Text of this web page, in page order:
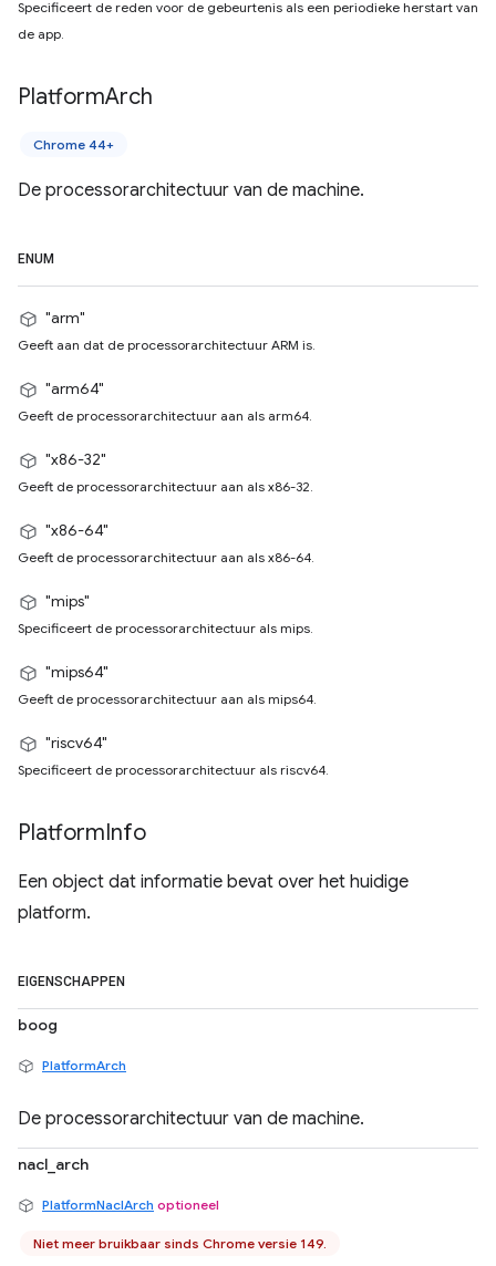
Specificeert de reden voor de gebeurtenis als een periodieke herstart van
de app.
PlatformArch
Chrome 44+
De processorarchitectuur van de machine.
ENUM
"arm"
Geeft aan dat de processorarchitectuur ARM is.
"arm64"
Geeft de processorarchitectuur aan als arm64.
"x86-32"
Geeft de processorarchitectuur aan als x86-32.
"x86-64"
Geeft de processorarchitectuur aan als x86-64.
"mips"
Specificeert de processorarchitectuur als mips.
"mips64"
Geeft de processorarchitectuur aan als mips64.
"riscv64"
Specificeert de processorarchitectuur als riscv64.
PlatformInfo
Een object dat informatie bevat over het huidige
platform.
EIGENSCHAPPEN
boog
PlatformArch
De processorarchitectuur van de machine.
nacl_arch
PlatformNaclArch optioneel
Niet meer bruikbaar sinds Chrome versie 149.